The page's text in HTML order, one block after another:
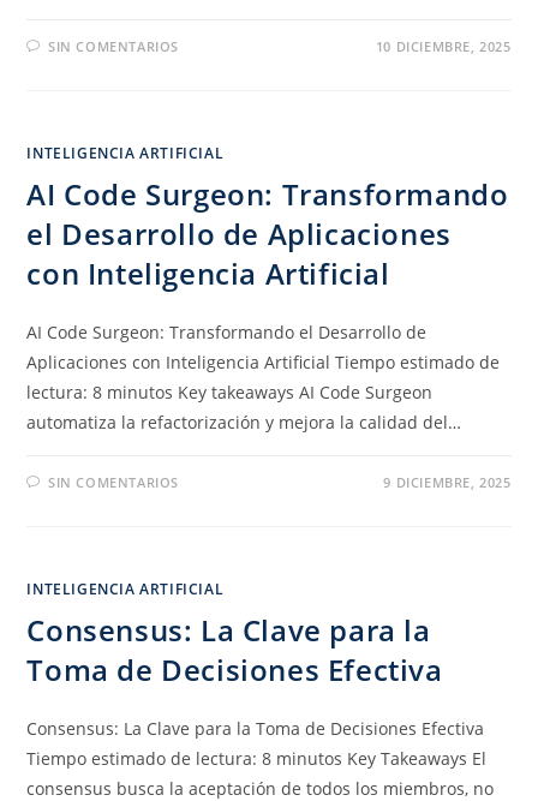
SIN COMENTARIOS 10 DICIEMBRE, 2025
INTELIGENCIA ARTIFICIAL
AI Code Surgeon: Transformando
el Desarrollo de Aplicaciones
con Inteligencia Artificial
AI Code Surgeon: Transformando el Desarrollo de
Aplicaciones con Inteligencia Artificial Tiempo estimado de
lectura: 8 minutos Key takeaways AI Code Surgeon
automatiza la refactorización y mejora la calidad del…
SIN COMENTARIOS 9 DICIEMBRE, 2025
INTELIGENCIA ARTIFICIAL
Consensus: La Clave para la
Toma de Decisiones Efectiva
Consensus: La Clave para la Toma de Decisiones Efectiva
Tiempo estimado de lectura: 8 minutos Key Takeaways El
consensus busca la aceptación de todos los miembros, no